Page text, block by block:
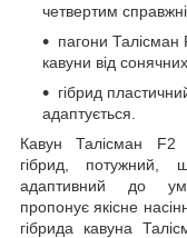
четвертим
пагони Талісман
кавуни від сонячних
гібрид
адаптується.
Кавун Талісман F2
гібрид, потужний,
адаптивний до
пропонує якісне
гібрида кавуна